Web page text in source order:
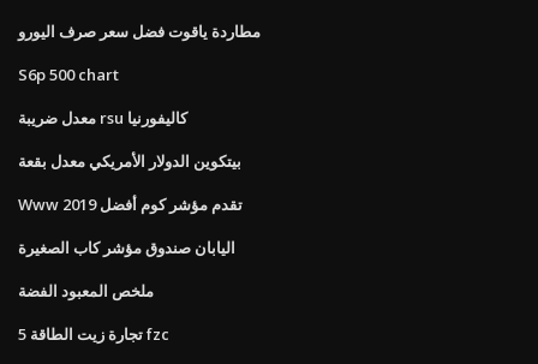
مطاردة ياقوت فضل سعر صرف اليورو
S6p 500 chart
معدل ضريبة rsu كاليفورنيا
بيتكوين الدولار الأمريكي معدل بقعة
Www تقدم مؤشر كوم أفضل 2019
اليابان صندوق مؤشر كاب الصغيرة
ملخص المعبود الفضة
5 تجارة زيت الطاقة fzc